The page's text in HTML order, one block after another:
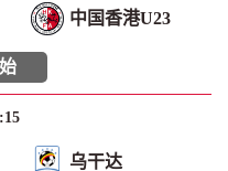
中国香港U23
乌干达